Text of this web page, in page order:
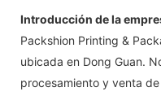
Introducción de la
Packshion Printing &
ubicada en Dong Guan.
procesamiento y venta